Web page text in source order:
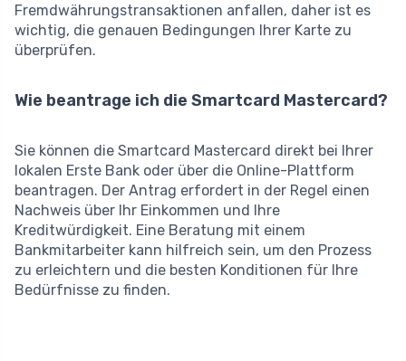
Fremdwährungstransaktionen anfallen, daher ist es
wichtig, die genauen Bedingungen Ihrer Karte zu
überprüfen.
Wie beantrage ich die Smartcard Mastercard?
Sie können die Smartcard Mastercard direkt bei Ihrer
lokalen Erste Bank oder über die Online-Plattform
beantragen. Der Antrag erfordert in der Regel einen
Nachweis über Ihr Einkommen und Ihre
Kreditwürdigkeit. Eine Beratung mit einem
Bankmitarbeiter kann hilfreich sein, um den Prozess
zu erleichtern und die besten Konditionen für Ihre
Bedürfnisse zu finden.